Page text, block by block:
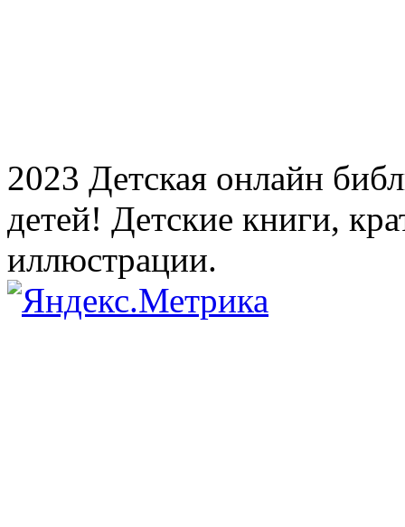
2023 Детская онлайн
детей! Детские книги,
иллюстрации.